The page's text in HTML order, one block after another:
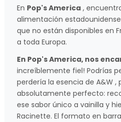
En Pop's America ,
alimentación
que no están disponibles en
a toda Europa.
En Pop's America, nos
increíblemente fiel! Podrías
perdería la esencia de A&W ,
absolutamente perfecto:
ese sabor único a vainilla y
Racinette. El formato en